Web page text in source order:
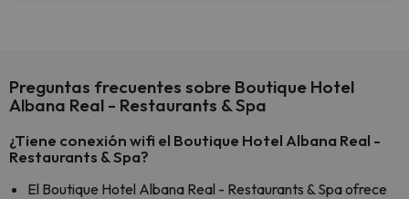
Preguntas frecuentes sobre Boutique Hotel
Albana Real - Restaurants & Spa
¿Tiene conexión wifi el Boutique Hotel Albana Real -
Restaurants & Spa?
El Boutique Hotel Albana Real - Restaurants & Spa ofrece